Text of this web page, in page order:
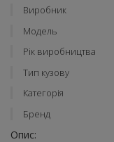
Виробник
Модель
Рік виробництва
Тип кузову
Категорія
Бренд
Опис: